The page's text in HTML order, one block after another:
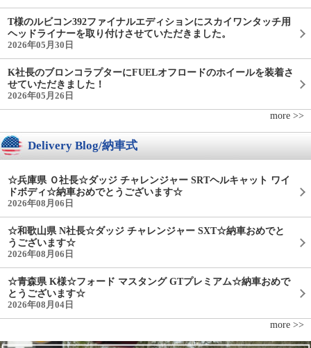
T様のルビコン392ファイナルエディションにスカイワンタッチ用
ヘッドライナーを取り付けさせていただきました。
2026年05月30日
K社長のブロンコラプターにFUELオフロードのホイールを装着さ
せていただきました！
2026年05月26日
more >>
Delivery Blog/納車式
☆兵庫県 Ｏ社長☆ダッジ チャレンジャー SRTヘルキャット ワイ
ドボディ☆納車おめでとうございます☆
2026年08月06日
☆和歌山県 N社長☆ダッジ チャレンジャー SXT☆納車おめでと
うございます☆
2026年08月06日
☆青森県 K様☆フォード マスタング GTプレミアム☆納車おめで
とうございます☆
2026年08月04日
more >>